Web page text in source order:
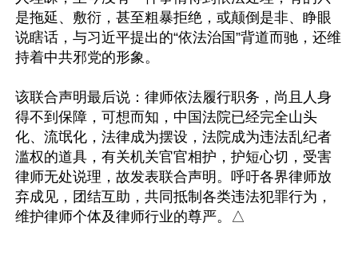
是拖延、敷衍，甚至粗暴拒绝，或颠倒是非、睁眼
说瞎话，与习近平提出的“依法治国”背道而驰，还维
持着中共邪党的形象。
该联合声明最后说：律师依法履行职务，尚且人身
得不到保障，可想而知，中国法院已经完全山头
化、流氓化，法律成为摆设，法院成为违法乱纪者
滥权的道具，有关机关官官相护，护短心切，受害
律师无处说理，故发表联合声明。呼吁各界律师放
弃成见，团结互助，共同抵制各类违法犯罪行为，